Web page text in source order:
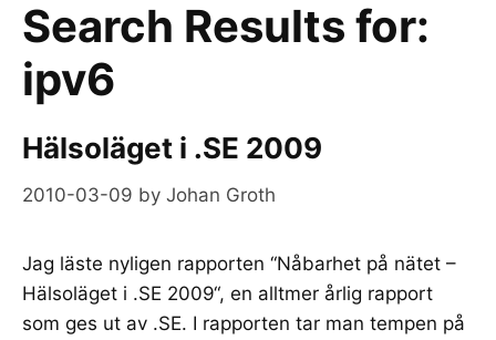
Search Results for:
ipv6
Hälsoläget i .SE 2009
2010-03-09 by Johan Groth
Jag läste nyligen rapporten “Nåbarhet på nätet –
Hälsoläget i .SE 2009“, en alltmer årlig rapport
som ges ut av .SE. I rapporten tar man tempen på